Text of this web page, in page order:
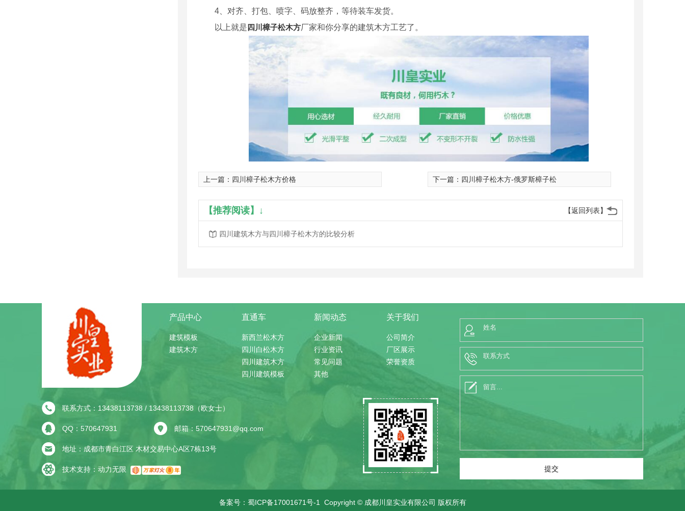
4、对齐、打包、喷字、码放整齐，等待装车发货。
以上就是四川樟子松木方厂家和你分享的建筑木方工艺了。
上一篇： 四川樟子松木方价格 下一篇： 四川樟子松木方-俄罗斯樟子松
【返回列表】
【推荐阅读】↓
四川建筑木方与四川樟子松木方的比较分析
产品中心
建筑模板
建筑木方
直通车
新西兰松木方
四川白松木方
四川建筑木方
四川建筑模板
新闻动态
企业新闻
行业资讯
常见问题
其他
关于我们
公司简介
厂区展示
荣誉资质
联系方式：13438113738 / 13438113738（欧女士）
QQ：570647931 邮箱：570647931@qq.com
地址：成都市青白江区 木材交易中心A区7栋13号
技术支持： 动力无限 提交
备案号： 蜀ICP备17001671号-1Copyright © 成都川皇实业有限公司 版权所有